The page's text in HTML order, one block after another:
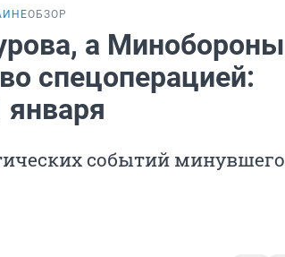
ОБЗОР
а Минобороны
спецоперацией:
января
событий минувшего